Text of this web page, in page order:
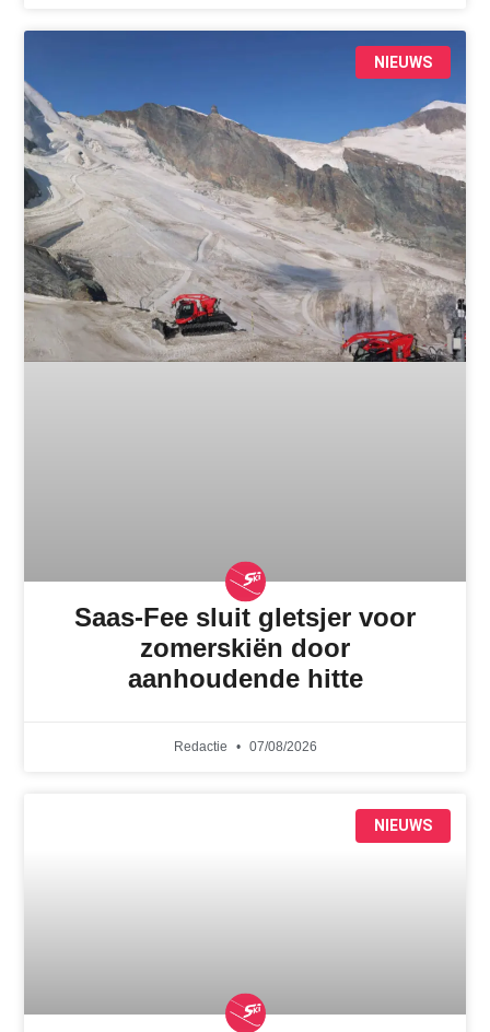
NIEUWS
Saas-Fee sluit gletsjer voor
zomerskiën door
aanhoudende hitte
Redactie 07/08/2026
NIEUWS